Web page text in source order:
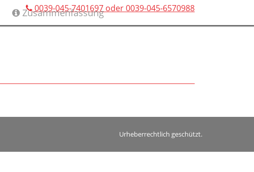
0039-045-7401697 oder 0039-045-6570988
Zusammenfassung
Urheberrechtlich geschützt.